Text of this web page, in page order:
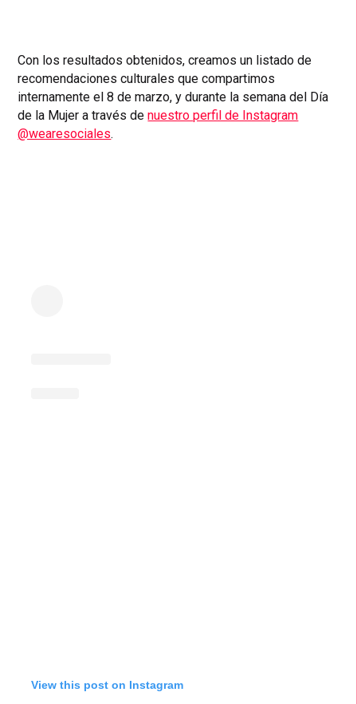
Con los resultados obtenidos, creamos un listado de
recomendaciones culturales que compartimos
internamente el 8 de marzo, y durante la semana del Día
de la Mujer a través denuestro perfil de Instagram
@wearesociales.
View this post on Instagram